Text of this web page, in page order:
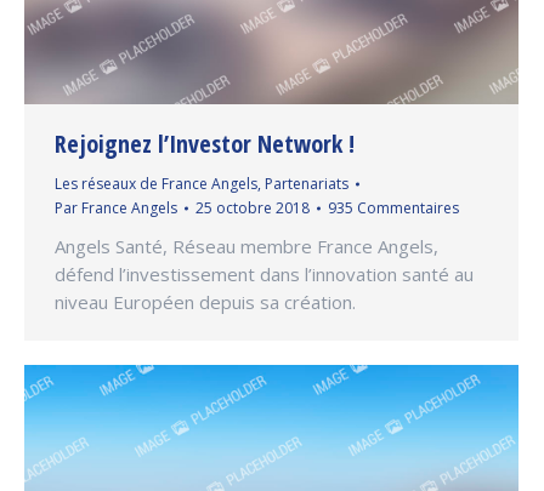
Rejoignez l’Investor Network !
Les réseaux de France Angels, Partenariats
Par France Angels 25 octobre 2018 935 Commentaires
Angels Santé, Réseau membre France Angels,
défend l’investissement dans l’innovation santé au
niveau Européen depuis sa création.